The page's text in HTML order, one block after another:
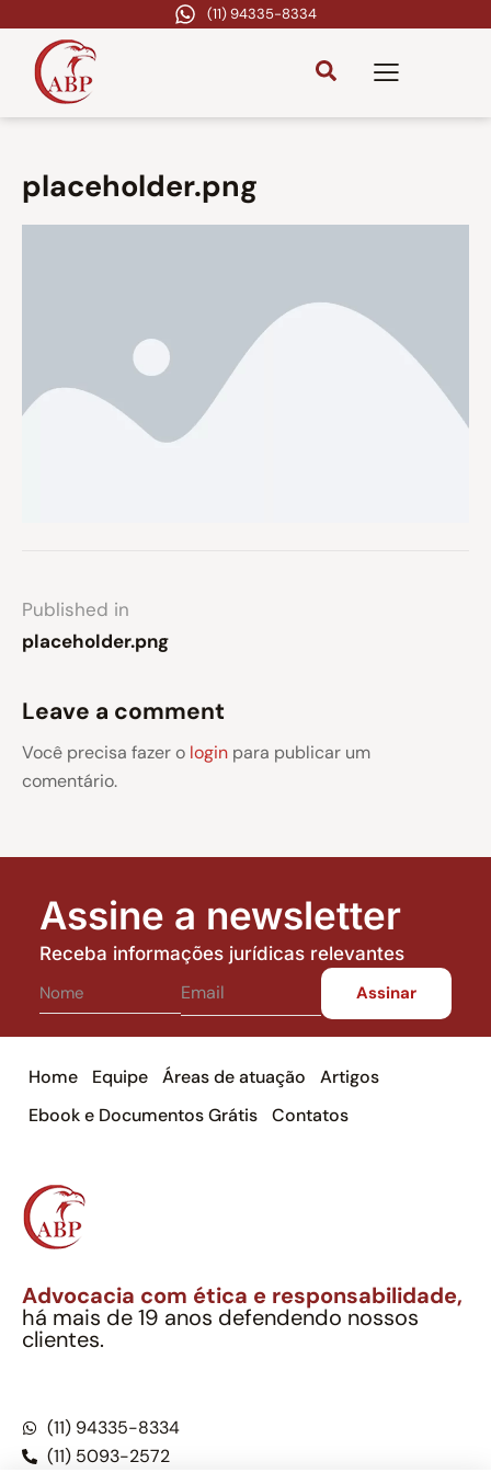
(11) 94335-8334
placeholder.png
Published in
placeholder.png
Leave a comment
Você precisa fazer o login para publicar um
comentário.
Assine a newsletter
Receba informações jurídicas relevantes
Home Equipe Áreas de atuação
Artigos
Ebook e Documentos Grátis
Contatos
Advocacia com ética e responsabilidade,
há mais de 19 anos defendendo nossos
clientes.
(11) 94335-8334
(11) 5093-2572